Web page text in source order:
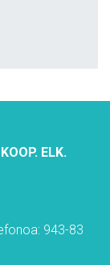
ELK.
943-83